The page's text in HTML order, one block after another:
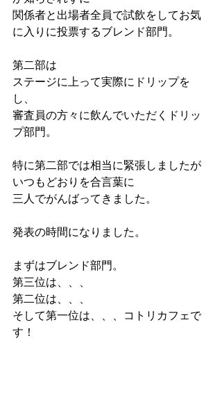
関係者と出場者全員で試飲をしてお気
に入りに投票するブレンド部門。
第二部は
ステージに上って実際にドリップを
し、
審査員の方々に飲んでいただくドリッ
プ部門。
特に第二部では相当に緊張しましたが
いつもどおりを合言葉に
三人でがんばってきました。
発表の時間になりました。
まずはブレンド部門。
第三位は、、、
第二位は、、、
そして第一位は、、、コトリカフェで
す！